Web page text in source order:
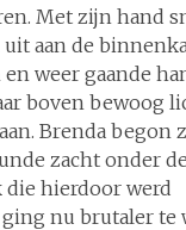
Met zijn hand
aan de
weer gaande
boven bewoog
Brenda begon
zacht onder
die hierdoor werd
nu brutaler te